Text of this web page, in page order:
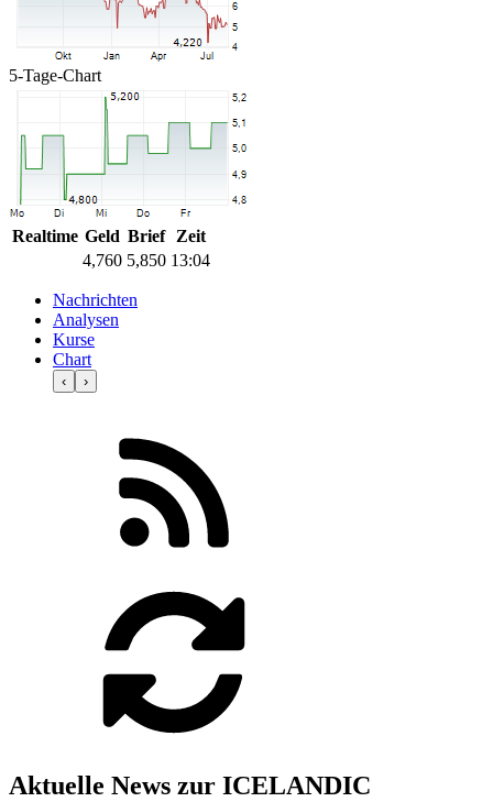
5-Tage-Chart
Realtime Geld Brief
Zeit
4,760 5,850 13:04
Nachrichten
Analysen
Kurse
Chart
‹ ›
Aktuelle News zur ICELANDIC